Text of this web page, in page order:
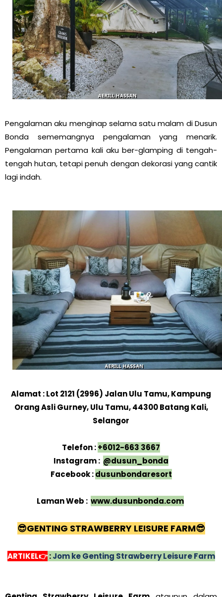
Pengalaman aku menginap selama satu malam di Dusun
Bonda sememangnya pengalaman yang menarik.
Pengalaman pertama kali aku ber-glamping di tengah-
tengah hutan, tetapi penuh dengan dekorasi yang cantik
lagi indah.
Alamat : Lot 2121 (2996) Jalan Ulu Tamu, Kampung
Orang Asli Gurney, Ulu Tamu, 44300 Batang Kali,
Selangor
Telefon :+6012-663 3667
Instagram : @dusun_bonda
Facebook :dusunbondaresort
Laman Web : www.dusunbonda.com
😎GENTING STRAWBERRY LEISURE FARM😎
ARTIKEL👉:Jom ke Genting Strawberry Leisure Farm